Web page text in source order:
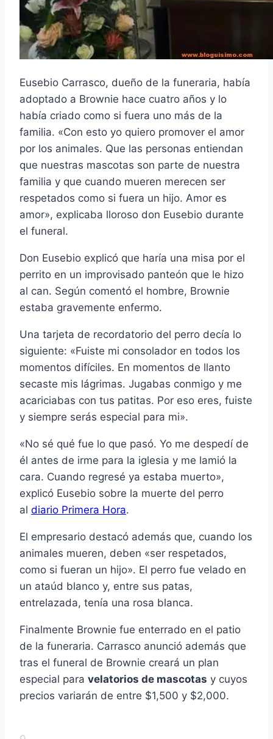
Eusebio Carrasco, dueño de la funeraria, había
adoptado a Brownie hace cuatro años y lo
había criado como si fuera uno más de la
familia. «Con esto yo quiero promover el amor
por los animales. Que las personas entiendan
que nuestras mascotas son parte de nuestra
familia y que cuando mueren merecen ser
respetados como si fuera un hijo. Amor es
amor», explicaba lloroso don Eusebio durante
el funeral.
Don Eusebio explicó que haría una misa por el
perrito en un improvisado panteón que le hizo
al can. Según comentó el hombre, Brownie
estaba gravemente enfermo.
Una tarjeta de recordatorio del perro decía lo
siguiente: «Fuiste mi consolador en todos los
momentos difíciles. En momentos de llanto
secaste mis lágrimas. Jugabas conmigo y me
acariciabas con tus patitas. Por eso eres, fuiste
y siempre serás especial para mi».
«No sé qué fue lo que pasó. Yo me despedí de
él antes de irme para la iglesia y me lamió la
cara. Cuando regresé ya estaba muerto»,
explicó Eusebio sobre la muerte del perro
al diario Primera Hora.
El empresario destacó además que, cuando los
animales mueren, deben «ser respetados,
como si fueran un hijo». El perro fue velado en
un ataúd blanco y, entre sus patas,
entrelazada, tenía una rosa blanca.
Finalmente Brownie fue enterrado en el patio
de la funeraria. Carrasco anunció además que
tras el funeral de Brownie creará un plan
especial para velatorios de mascotas y cuyos
precios variarán de entre $1,500 y $2,000.